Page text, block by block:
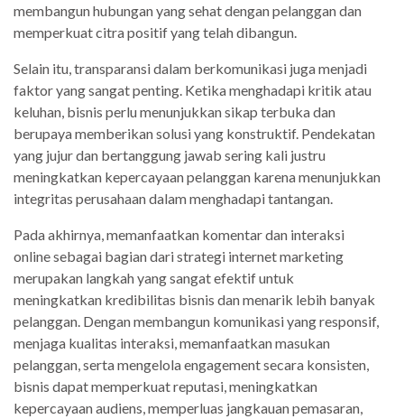
membangun hubungan yang sehat dengan pelanggan dan
memperkuat citra positif yang telah dibangun.
Selain itu, transparansi dalam berkomunikasi juga menjadi
faktor yang sangat penting. Ketika menghadapi kritik atau
keluhan, bisnis perlu menunjukkan sikap terbuka dan
berupaya memberikan solusi yang konstruktif. Pendekatan
yang jujur dan bertanggung jawab sering kali justru
meningkatkan kepercayaan pelanggan karena menunjukkan
integritas perusahaan dalam menghadapi tantangan.
Pada akhirnya, memanfaatkan komentar dan interaksi
online sebagai bagian dari strategi internet marketing
merupakan langkah yang sangat efektif untuk
meningkatkan kredibilitas bisnis dan menarik lebih banyak
pelanggan. Dengan membangun komunikasi yang responsif,
menjaga kualitas interaksi, memanfaatkan masukan
pelanggan, serta mengelola engagement secara konsisten,
bisnis dapat memperkuat reputasi, meningkatkan
kepercayaan audiens, memperluas jangkauan pemasaran,